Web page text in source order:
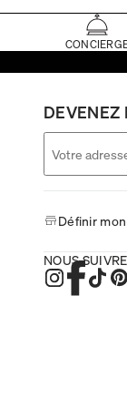
DEVENEZ
Définir
NOUS SUIVRE